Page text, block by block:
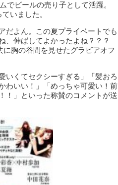
でビールの売り子として活躍。
いました。
だよん。この夏プライベートでも
、伸ばしてよかったよね？？？
胸の谷間を見せたグラビアオフ
いくてセクシーすぎる」「髪おろ
わいい！」「めっちゃ可愛い！前
！」といった称賛のコメントが送